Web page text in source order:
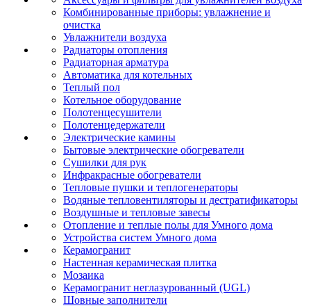
Комбинированные приборы: увлажнение и
очистка
Увлажнители воздуха
Радиаторы отопления
Радиаторная арматура
Автоматика для котельных
Теплый пол
Котельное оборудование
Полотенцесушители
Полотенцедержатели
Электрические камины
Бытовые электрические обогреватели
Сушилки для рук
Инфракрасные обогреватели
Тепловые пушки и теплогенераторы
Водяные тепловентиляторы и дестратификаторы
Воздушные и тепловые завесы
Отопление и теплые полы для Умного дома
Устройства систем Умного дома
Керамогранит
Настенная керамическая плитка
Мозаика
Керамогранит неглазурованный (UGL)
Шовные заполнители